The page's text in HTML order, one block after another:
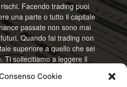
Cookie
Facendo trading puoi
una parte o tutto il capitale
passate non sono mai
Quando fai trading non
superiore a quello che sei
Ti sollecitiamo a leggere il
alcun genere di consulenza